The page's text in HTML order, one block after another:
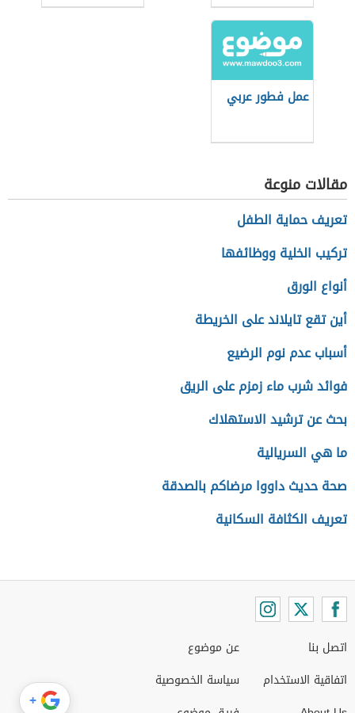
للفلافل
عمل فطور عربي
مقالات منوعة
تعريف حماية الطفل
تركيب الخلية ووظائفها
أنواع الورق
أين تقع تايلاند على الخريطة
أسباب عدم نوم الرضيع
فوائد شرب ماء زمزم على الريق
بحث عن ترشيد الاستهلاك
ما هي السريالية
صحة حديث داووا مرضاكم بالصدقة
تعريف الكثافة السكانية
اتصل بنا
اتفاقية الاستخدام
عن موضوع
سياسة الخصوصية
+